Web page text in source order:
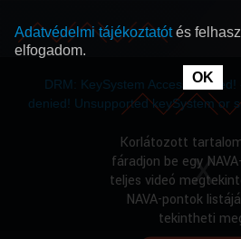
DRM: KeySystem Access
denied! Unsupported keySystem or
Korlátozott
fáradjon be egy
teljes videó
NAVA-pontok
tekintheti
Adatvédelmi tájékoztatótés
elfogadom.
OK